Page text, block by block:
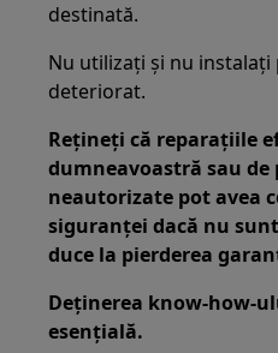
destinată.
Nu utilizați și nu
deteriorat.
Rețineți că reparațiile
dumneavoastră sau de
neautorizate pot avea
siguranței dacă nu
duce la pierderea
Deținerea know-how-
esențială.